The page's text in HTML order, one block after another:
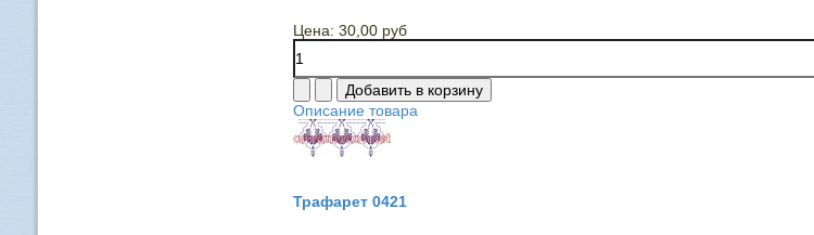
Цена: 30,00 руб
Описание товара
Трафарет 0421